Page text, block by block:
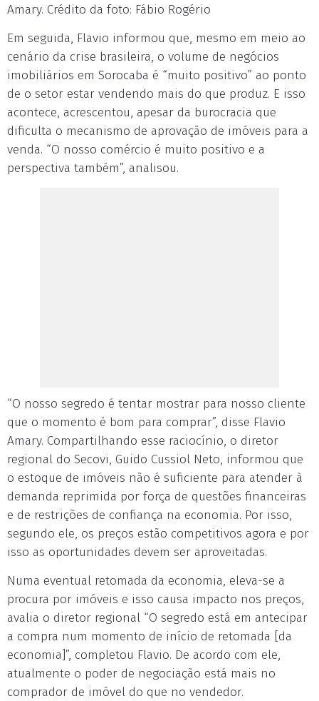
Amary. Crédito da foto: Fábio Rogério
Em seguida, Flavio informou que, mesmo em meio ao
cenário da crise brasileira, o volume de negócios
imobiliários em Sorocaba é “muito positivo” ao ponto
de o setor estar vendendo mais do que produz. E isso
acontece, acrescentou, apesar da burocracia que
dificulta o mecanismo de aprovação de imóveis para a
venda. “O nosso comércio é muito positivo e a
perspectiva também”, analisou.
“O nosso segredo é tentar mostrar para nosso cliente
que o momento é bom para comprar”, disse Flavio
Amary. Compartilhando esse raciocínio, o diretor
regional do Secovi, Guido Cussiol Neto, informou que
o estoque de imóveis não é suficiente para atender à
demanda reprimida por força de questões financeiras
e de restrições de confiança na economia. Por isso,
segundo ele, os preços estão competitivos agora e por
isso as oportunidades devem ser aproveitadas.
Numa eventual retomada da economia, eleva-se a
procura por imóveis e isso causa impacto nos preços,
avalia o diretor regional “O segredo está em antecipar
a compra num momento de início de retomada [da
economia]”, completou Flavio. De acordo com ele,
atualmente o poder de negociação está mais no
comprador de imóvel do que no vendedor.